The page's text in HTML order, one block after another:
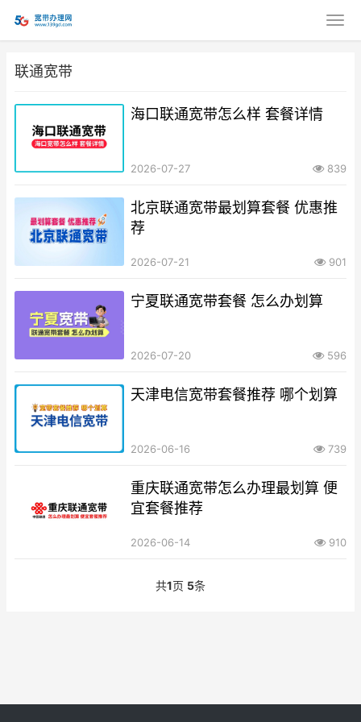
联通宽带
海口联通宽带怎么样 套餐详情
2026-07-27 839
北京联通宽带最划算套餐 优惠推
荐
2026-07-21 901
宁夏联通宽带套餐 怎么办划算
2026-07-20 596
天津电信宽带套餐推荐 哪个划算
2026-06-16 739
重庆联通宽带怎么办理最划算 便
宜套餐推荐
2026-06-14 910
共1页 5条